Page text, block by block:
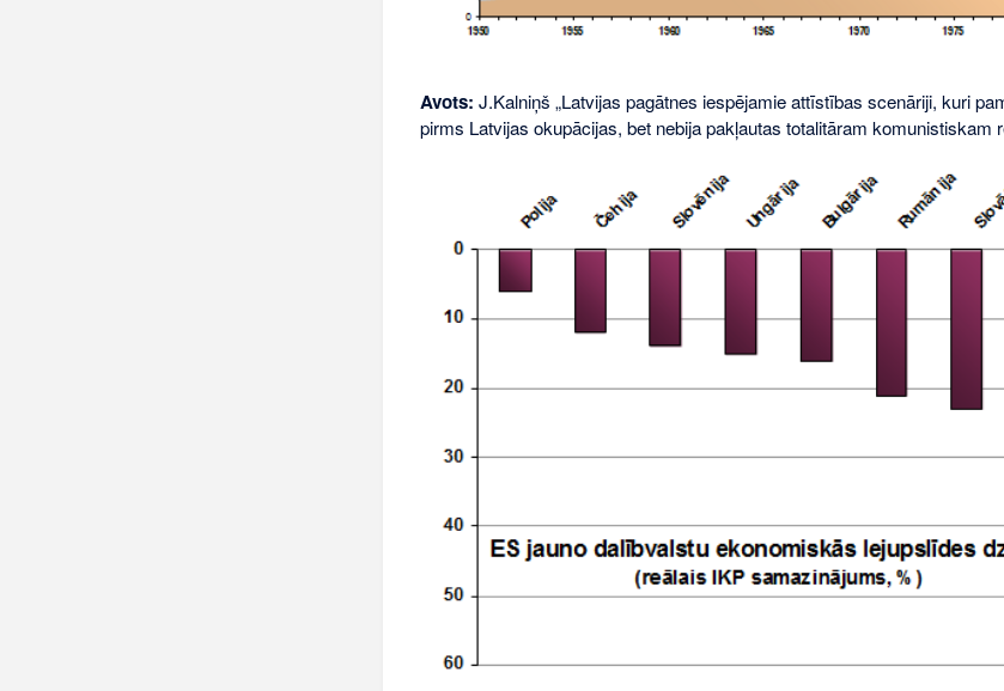
Avots: J.Kalniņš „Latvijas pagātnes iespējamie attīstības scenāriji, kuri
pirms Latvijas okupācijas, bet nebija pakļautas totalitāram